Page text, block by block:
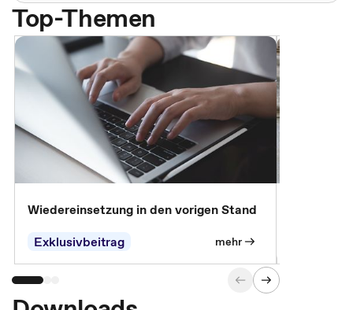
Top-Themen
Wiedereinsetzung in den vorigen Stand
Exklusivbeitrag
mehr